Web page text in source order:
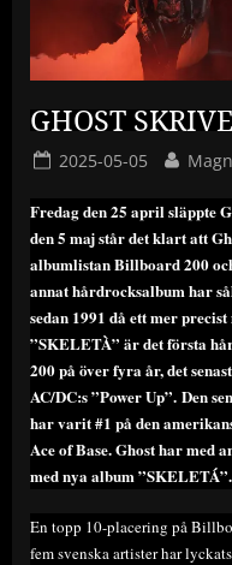
GHOST
Posted
2025-05-05 By
Fredag den 25 april släppte
den 5 maj står det klart att
albumlistan Billboard 200
annat hårdrocksalbum har
sedan 1991 då ett mer
”SKELETÀ” är det första
200 på över fyra år, det
AC/DC:s ”Power Up”. Den
har varit #1 på den
Ace of Base. Ghost har med
med nya album ”SKELETÁ”.
En topp 10-placering på
fem svenska artister har